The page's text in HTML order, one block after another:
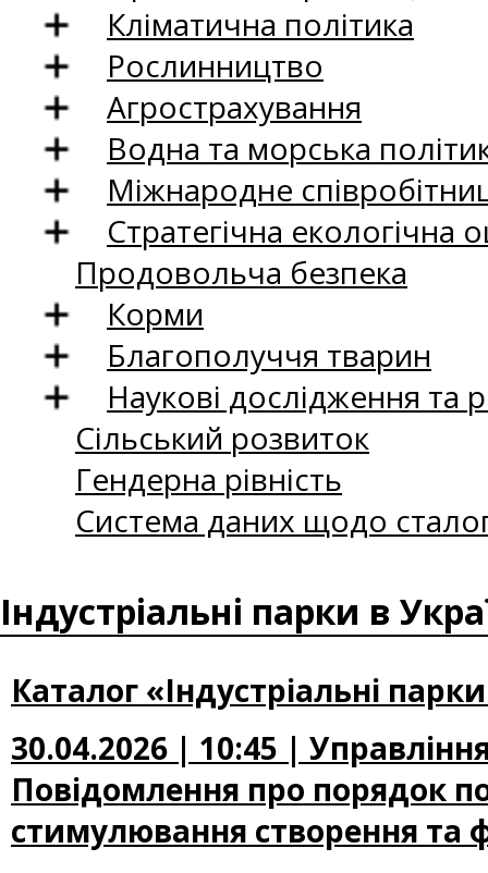
Кліматична політика
Рослинництво
Агрострахування
Водна та морська
Міжнародне
Стратегічна екологічна
Продовольча безпека
Корми
Благополуччя тварин
Наукові дослідження та
Сільський розвиток
Гендерна рівність
Система даних щодо
Індустріальні парки в
Каталог «Індустріальні
30.04.2026 | 10:45 |
Повідомлення про порядок
стимулювання створення та